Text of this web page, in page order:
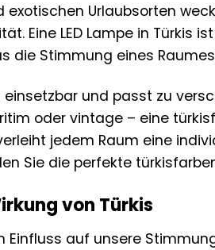
Urlaubsorten
Eine LED Lampe in Türkis
die Stimmung eines
einsetzbar und passt zu
oder vintage – eine
jedem Raum eine
Sie die perfekte
von Türkis
Einfluss auf unsere